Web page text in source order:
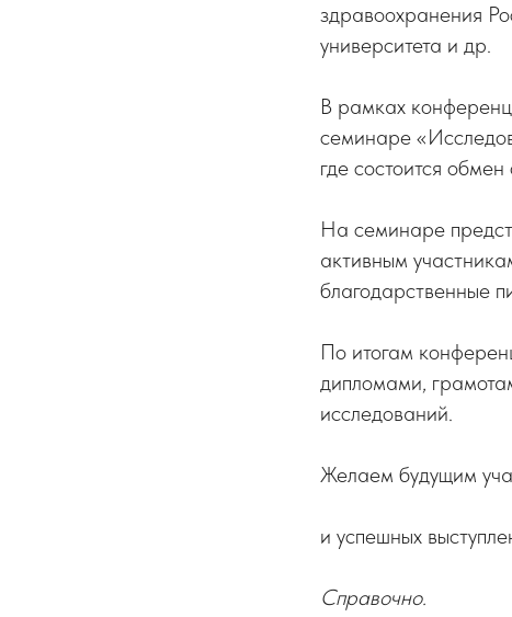
здравоохранения
университета и др.
В рамках
семинаре
где состоится
На семинаре
активным
благодарственные
По итогам
дипломами,
исследований.
Желаем будущим
и успешных
Справочно.